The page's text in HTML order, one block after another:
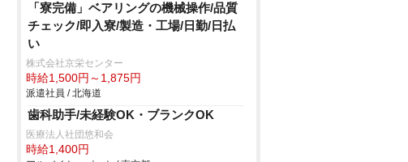
「寮完備」ベアリングの機械操作/品質
チェック/即入寮/製造・工場/日勤/日払
い
株式会社京栄センター
時給1,500円～1,875円
派遣社員 / 北海道
歯科助手/未経験OK・ブランクOK
医療法人社団悠和会
時給1,400円